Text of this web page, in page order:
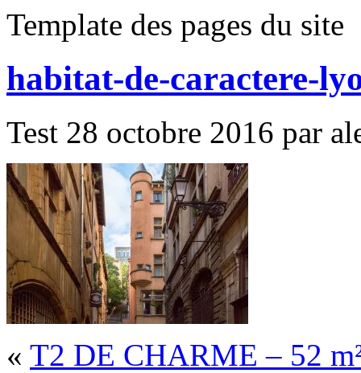
Template des pages du site
habitat-de-caractere-
Test 28 octobre 2016 par
« T2 DE CHARME – 52